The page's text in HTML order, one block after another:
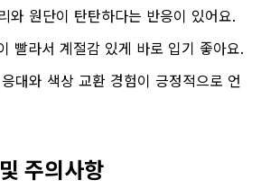
와 원단이 탄탄하다는 반응이 있어요.
빨라서 계절감 있게 바로 입기 좋아요.
대와 색상 교환 경험이 긍정적으로 언
주의사항